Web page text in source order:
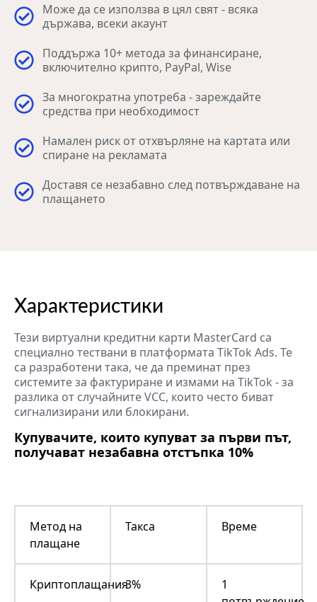
Може да се използва в цял свят - всяка
държава, всеки акаунт
Поддържа 10+ метода за финансиране,
включително крипто, PayPal, Wise
За многократна употреба - зареждайте
средства при необходимост
Намален риск от отхвърляне на картата или
спиране на рекламата
Доставя се незабавно след потвърждаване на
плащането
Характеристики
Тези виртуални кредитни карти MasterCard са
специално тествани в платформата TikTok Ads. Те
са разработени така, че да преминат през
системите за фактуриране и измами на TikTok - за
разлика от случайните VCC, които често биват
сигнализирани или блокирани.
Купувачите, които купуват за първи път,
получават незабавна отстъпка 10%
Метод на
плащане
Такса Време
Криптоплащания3%
1